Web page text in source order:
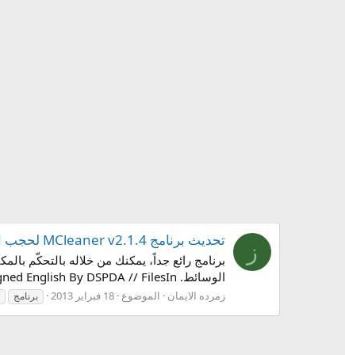
ز تحديث برنامج MCleaner v2.1.4 لحجب المكالمات والرسائل
برنامج رائع جداً، يمكنك من خلاله بالتحكّم
الوسائط. MCleaner v2.1.4 Final S60v3 S60v5 SymbianOS9.x Unsigned English By DSPDA // FilesIn...
زمرده الايمان الموضوع 18 فبراير 2013 برنامج